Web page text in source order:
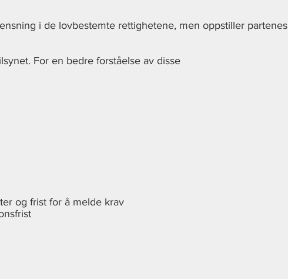
i de lovbestemte rettighetene, men oppstiller partenes
For en bedre forståelse av disse
og frist for å melde krav